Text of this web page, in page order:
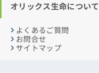
オリックス生命について
よくあるご質問
お問合せ
サイトマップ